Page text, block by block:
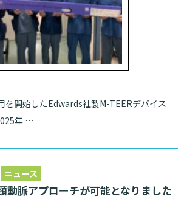
を開始したEdwards社製M-TEERデバイス
年 …
ニュース
動脈アプローチが可能となりました